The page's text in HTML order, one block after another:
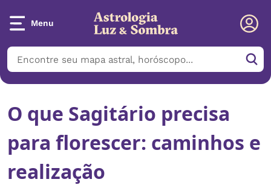
Menu
O que Sagitário precisa
para florescer: caminhos e
realização